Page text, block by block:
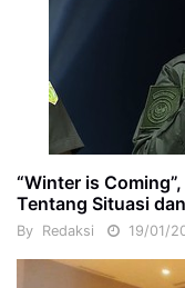
“Winter is
Tentang Situasi
By Redaksi 19/01/